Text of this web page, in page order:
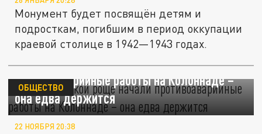
Монумент будет посвящён детям и
подросткам, погибшим в период оккупации
краевой столице в 1942—1943 годах.
В Чистяковской роще начали
противоаварийные работы на Колоннаде –
она едва держится
ОБЩЕСТВО
22 НОЯБРЯ 20:38